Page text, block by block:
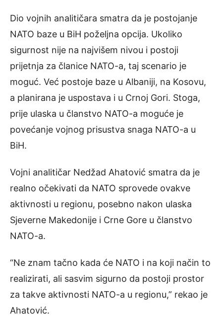
Dio vojnih analitičara smatra da je postojanje
NATO baze u BiH poželjna opcija. Ukoliko
sigurnost nije na najvišem nivou i postoji
prijetnja za članice NATO-a, taj scenario je
moguć. Već postoje baze u Albaniji, na Kosovu,
a planirana je uspostava i u Crnoj Gori. Stoga,
prije ulaska u članstvo NATO-a moguće je
povećanje vojnog prisustva snaga NATO-a u
BiH.
Vojni analitičar Nedžad Ahatović smatra da je
realno očekivati da NATO sprovede ovakve
aktivnosti u regionu, posebno nakon ulaska
Sjeverne Makedonije i Crne Gore u članstvo
NATO-a.
“Ne znam tačno kada će NATO i na koji način to
realizirati, ali sasvim sigurno da postoji prostor
za takve aktivnosti NATO-a u regionu,” rekao je
Ahatović.